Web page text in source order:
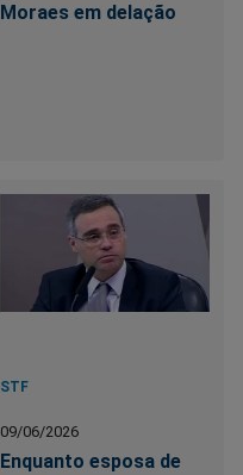
Moraes em delação
STF
09/06/2026
Enquanto esposa de